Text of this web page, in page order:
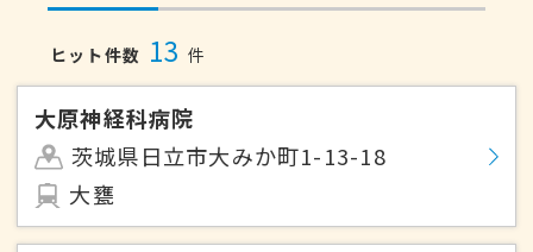
ヒット件数 13 件
大原神経科病院
茨城県日立市大みか町1-13-18
大甕